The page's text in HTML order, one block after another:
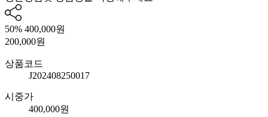
50% 400,000원
200,000원
상품코드
J202408250017
시중가
400,000원